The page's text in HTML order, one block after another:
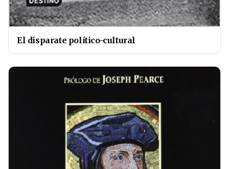
El disparate político-cultural